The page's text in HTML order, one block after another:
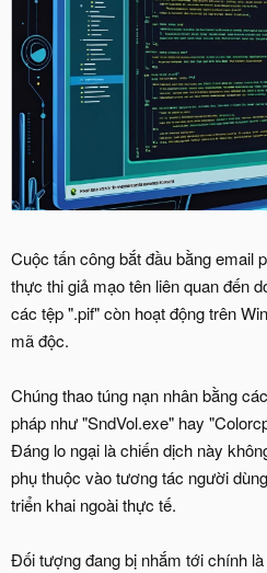
Cuộc tấn công bắt đầu bằng email
thực thi giả mạo tên liên quan đến
các tệp ".pif" còn hoạt động trên
mã độc.
Chúng thao túng nạn nhân bằng
pháp như "SndVol.exe" hay
Đáng lo ngại là chiến dịch này
phụ thuộc vào tương tác người
triển khai ngoài thực tế.
Đối tượng đang bị nhắm tới chính